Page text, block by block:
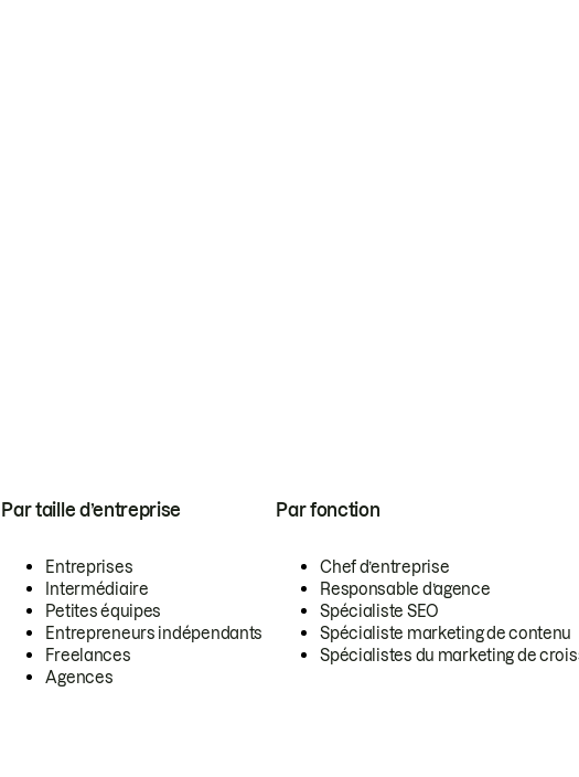
Par taille d’entreprise
Entreprises
Intermédiaire
Petites équipes
Entrepreneurs indépendants
Freelances
Agences
Par fonction
Chef d’entreprise
Responsable d’agence
Spécialiste SEO
Spécialiste marketing de contenu
Spécialistes du marketing de